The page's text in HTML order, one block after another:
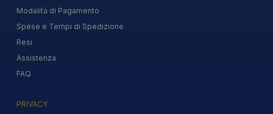
Modalità di Pagamento
Spese e Tempi di Spedizione
Resi
Assistenza
FAQ
PRIVACY